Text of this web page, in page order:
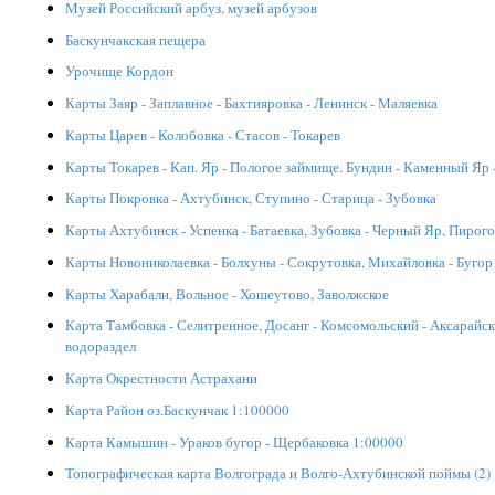
Музей Российский арбуз, музей арбузов
Баскунчакская пещера
Урочище Кордон
Карты Заяр - Заплавное - Бахтияровка - Ленинск - Маляевка
Карты Царев - Колобовка - Стасов - Токарев
Карты Токарев - Кап. Яр - Пологое займище. Бундин - Каменный Яр
Карты Покровка - Ахтубинск, Ступино - Старица - Зубовка
Карты Ахтубинск - Успенка - Батаевка, Зубовка - Черный Яр,
Карты Новониколаевка - Болхуны - Сокрутовка, Михайловка -
Карты Харабали, Вольное - Хошеутово, Заволжское
Карта Тамбовка - Селитренное, Досанг - Комсомольский -
водораздел
Карта Окрестности Астрахани
Карта Район оз.Баскунчак 1:100000
Карта Камышин - Ураков бугор - Щербаковка 1:00000
Топографическая карта Волгограда и Волго-Ахтубинской поймы (2)